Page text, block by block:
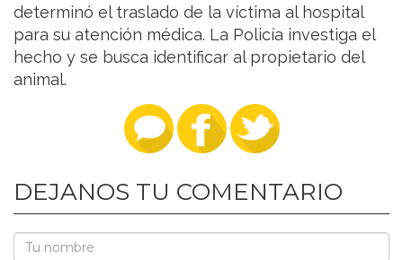
determinó el traslado de la víctima al hospital
para su atención médica. La Policía investiga el
hecho y se busca identificar al propietario del
animal.
DEJANOS TU COMENTARIO